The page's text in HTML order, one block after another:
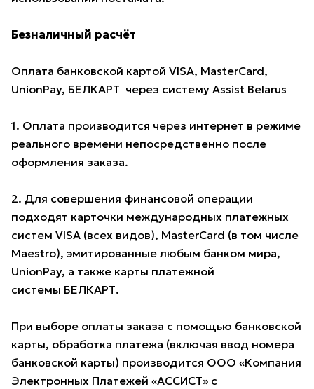
Безналичный расчёт
Оплата банковской картой VISA, MasterCard,
UnionPay, БЕЛКАРТ через систему Assist Belarus
1. Оплата производится через интернет в режиме
реального времени непосредственно после
оформления заказа.
2. Для совершения финансовой операции
подходят карточки международных платежных
систем VISA (всех видов), MasterCard (в том числе
Maestro), эмитированные любым банком мира,
UnionPay, а также карты платежной
системы БЕЛКАРТ.
При выборе оплаты заказа с помощью банковской
карты, обработка платежа (включая ввод номера
банковской карты) производится ООО «Компания
Электронных Платежей «АССИСТ» с